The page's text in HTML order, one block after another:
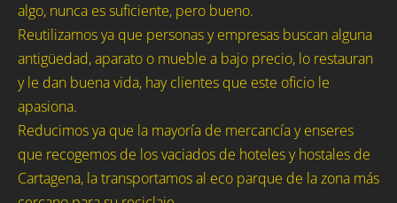
algo, nunca es suficiente, pero bueno.
Reutilizamos ya que personas y empresas buscan alguna
antigüedad, aparato o mueble a bajo precio, lo restauran
y le dan buena vida, hay clientes que este oficio le
apasiona.
Reducimos ya que la mayoría de mercancía y enseres
que recogemos de los vaciados de hoteles y hostales de
Cartagena, la transportamos al eco parque de la zona más